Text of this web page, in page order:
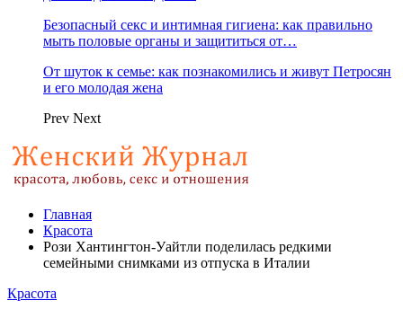
Безопасный секс и интимная гигиена: как правильно
мыть половые органы и защититься от…
От шуток к семье: как познакомились и живут Петросян
и его молодая жена
Prev Next
Главная
Красота
Рози Хантингтон-Уайтли поделилась редкими
семейными снимками из отпуска в Италии
Красота